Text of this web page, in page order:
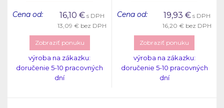
Cena od: 16,10 € s DPH
13,09 € bez DPH
Zobraziť ponuku
výroba na zákazku:
doručenie 5-10 pracovných
dní
Cena od: 19,93 € s DPH
16,20 € bez DPH
Zobraziť ponuku
výroba na zákazku:
doručenie 5-10 pracovných
dní